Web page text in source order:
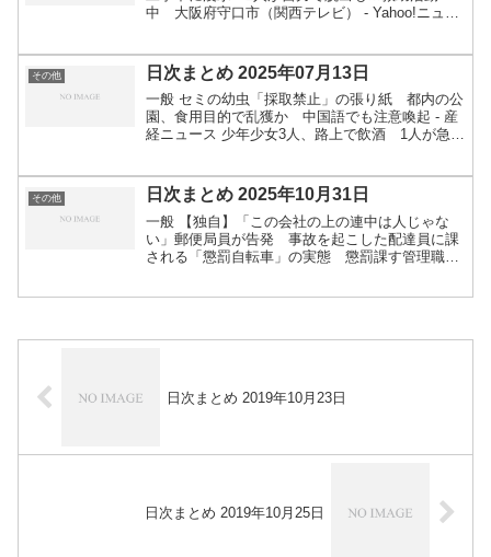
中 大阪府守口市（関西テレビ） - Yahoo!ニュー
美） ...
その他 日次まとめ 2025年07月13日
一般 セミの幼虫「採取禁止」の張り紙 都内の公
園、食用目的で乱獲か 中国語でも注意喚起 - 産
経ニュース 少年少女3人、路上で飲酒 1人が急性
ら...
その他 日次まとめ 2025年10月31日
一般 【独自】「この会社の上の連中は人じゃな
い」郵便局員が告発 事故を起こした配達員に課
される「懲罰自転車」の実態 懲罰課す管理職も
日次まとめ 2019年10月23日
日次まとめ 2019年10月25日